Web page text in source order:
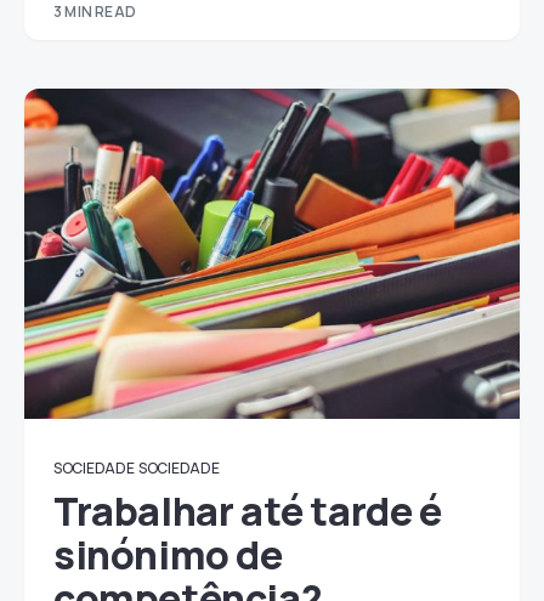
3 MIN READ
SOCIEDADE SOCIEDADE
Trabalhar até tarde é
sinónimo de